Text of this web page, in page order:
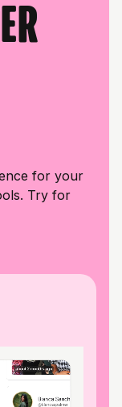
for your
Try for